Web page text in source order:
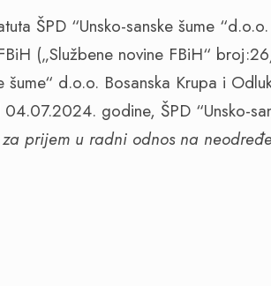
ŠPD “Unsko-sanske šume
(„Službene novine FBiH“
šume“ d.o.o. Bosanska Krupa i
godine, ŠPD “Unsko-
prijem u radni odnos na